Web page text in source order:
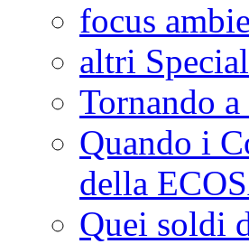
focus
altri
Tornando
Quando i
della
Quei soldi